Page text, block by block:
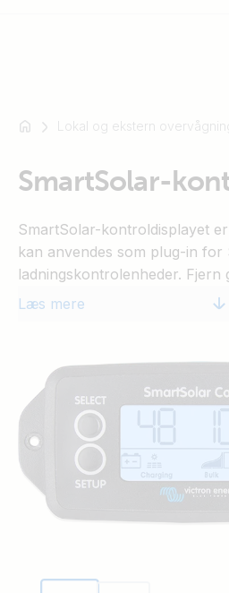
SmartSolar
Multiplus-
Orion
SmartShunt
Lokal og ekstern
SmartSolar-
SmartSolar-kontroldisplayet
kan anvendes som plug-in for
ladningskontrolenheder. Fjern
gummiforseglingen, der
Læs mere